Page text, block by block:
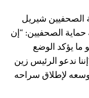
الصحفيين شيريل
الصحفيين: “إن
يؤكد الوضع
ندعو الرئيس زين
لإطلاق سراحه